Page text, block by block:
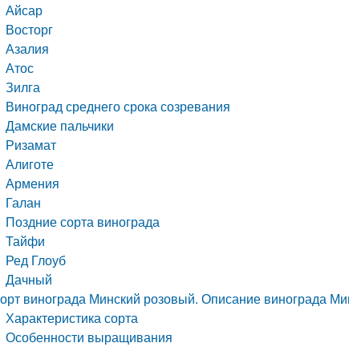
Айсар
Восторг
Азалия
Атос
Зилга
Виноград среднего срока созревания
Дамские пальчики
Ризамат
Алиготе
Армения
Галан
Поздние сорта винограда
Тайфи
Ред Глоуб
Дачный
винограда Минский розовый. Описание винограда
Характеристика сорта
Особенности выращивания